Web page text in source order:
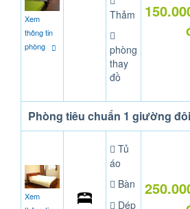
Xem
thông tin
phòng
Thảm
phòng
thay
đồ
Phòng tiêu chuẩn 1 giường đôi
Xem
Tủ
áo
Bàn
Dép